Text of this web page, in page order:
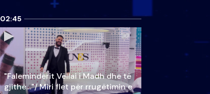
02:45
"Faleminderit Vëllai i Madh dhe të
gjithë…"/ Miri flet për rrugëtimin e